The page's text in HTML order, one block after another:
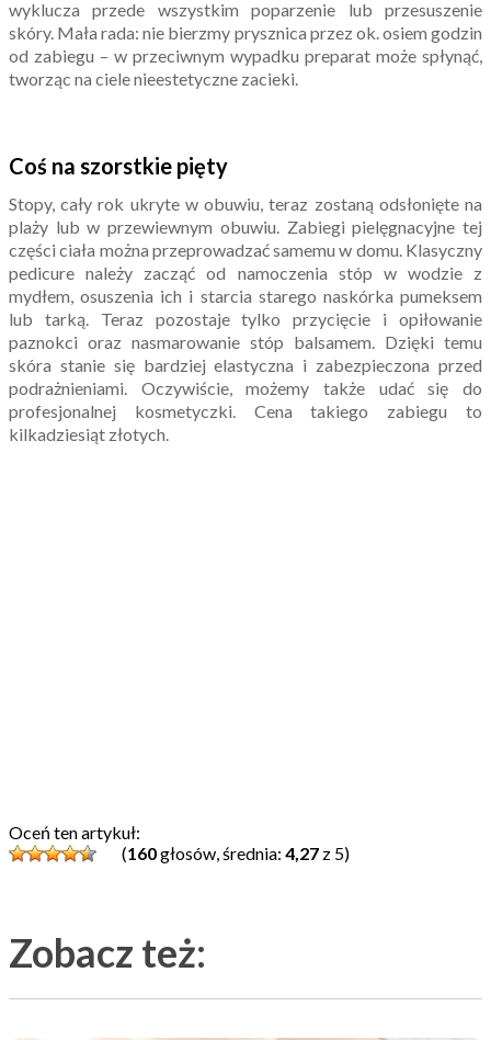
wyklucza przede wszystkim poparzenie lub przesuszenie
skóry. Mała rada: nie bierzmy prysznica przez ok. osiem godzin
od zabiegu – w przeciwnym wypadku preparat może spłynąć,
tworząc na ciele nieestetyczne zacieki.
Coś na szorstkie pięty
Stopy, cały rok ukryte w obuwiu, teraz zostaną odsłonięte na
plaży lub w przewiewnym obuwiu. Zabiegi pielęgnacyjne tej
części ciała można przeprowadzać samemu w domu. Klasyczny
pedicure należy zacząć od namoczenia stóp w wodzie z
mydłem, osuszenia ich i starcia starego naskórka pumeksem
lub tarką. Teraz pozostaje tylko przycięcie i opiłowanie
paznokci oraz nasmarowanie stóp balsamem. Dzięki temu
skóra stanie się bardziej elastyczna i zabezpieczona przed
podrażnieniami. Oczywiście, możemy także udać się do
profesjonalnej kosmetyczki. Cena takiego zabiegu to
kilkadziesiąt złotych.
Oceń ten artykuł:
(160głosów, średnia: 4,27 z 5)
Zobacz też: